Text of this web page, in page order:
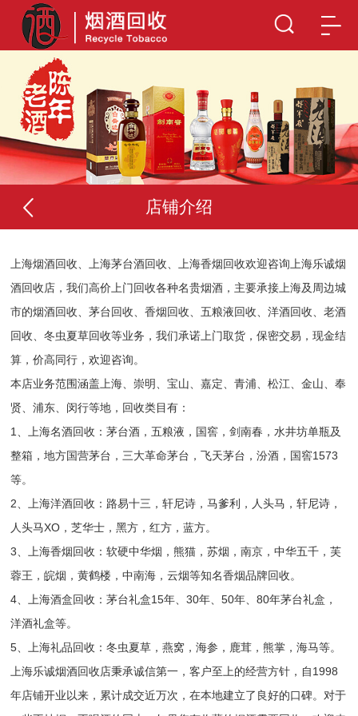
店铺介绍
上海烟酒回收、上海茅台酒回收、上海香烟回收欢迎咨询上海乐诚烟
酒回收店，我们高价上门回收各种名贵烟酒，主要承接上海及周边城
市的烟酒回收、茅台回收、香烟回收、五粮液回收、洋酒回收、老酒
回收、冬虫夏草回收等业务，我们承诺上门取货，保密交易，现金结
算，价高同行，欢迎咨询。
本店业务范围涵盖上海、崇明、宝山、嘉定、青浦、松江、金山、奉
贤、浦东、闵行等地，回收类目有：
1、
上海名酒回收：茅台酒，五粮液，国窖，剑南春，水井坊单瓶及
整箱，地方国营茅台，三大革命茅台，飞天茅台，汾酒，国窖1573
等。
2、
上海洋酒回收：路易十三，轩尼诗，马爹利，人头马，轩尼诗，
人头马XO，芝华士，黑方，红方，蓝方。
3、
上海香烟回收：软硬中华烟，熊猫，苏烟，南京，中华五千，芙
蓉王，皖烟，黄鹤楼，中南海，云烟等知名香烟品牌回收。
4、
上海酒盒回收：茅台礼盒15年、30年、50年、80年茅台礼盒，
洋酒礼盒等。
5、
上海礼品回收：冬虫夏草，燕窝，海参，鹿茸，熊掌，海马等。
上海乐诚烟酒回收店秉承诚信第一，客户至上的经营方针，自1998
年店铺开业以来，累计成交近万次，在本地建立了良好的口碑。对于